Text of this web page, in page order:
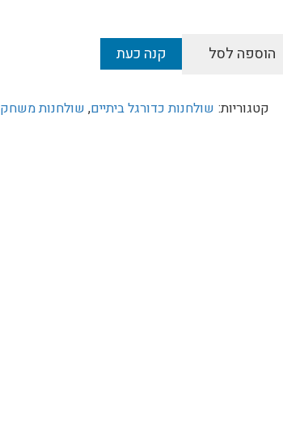
₪1,400.
הוספה לסל קנה כעת
קטגוריות: שולחנות כדורגל ביתיים, שולחנות משחק